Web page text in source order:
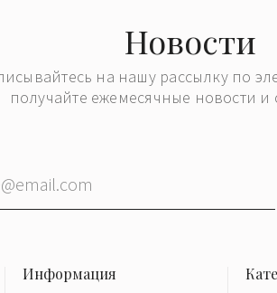
Новости
на нашу рассылку по
получайте ежемесячные новости